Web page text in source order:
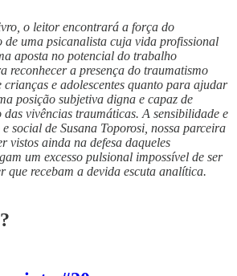
o leitor encontrará a força do
de uma psicanalista cuja vida profissional
aposta no potencial do trabalho
reconhecer a presença do traumatismo
crianças e adolescentes quanto para ajudar
posição subjetiva digna e capaz de
vivências traumáticas. A sensibilidade e
social de Susana Toporosi, nossa parceira
vistos ainda na defesa daqueles
um excesso pulsional impossível de ser
que recebam a devida escuta analítica.